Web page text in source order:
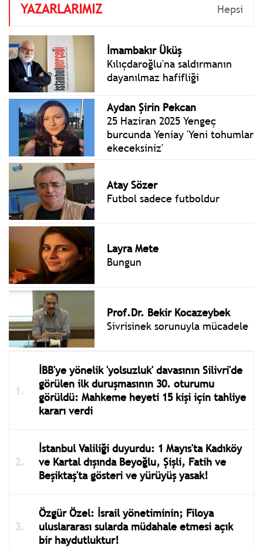
YAZARLARIMIZ Hepsi
İmambakır Üküş
Kılıçdaroğlu'na saldırmanın
dayanılmaz hafifliği
Aydan Şirin Pekcan
25 Haziran 2025 Yengeç
burcunda Yeniay 'Yeni tohumlar
ekeceksiniz'
Atay Sözer
Futbol sadece futboldur
Layra Mete
Bungun
Prof.Dr. Bekir Kocazeybek
Sivrisinek sorunuyla mücadele
İBB'ye yönelik 'yolsuzluk' davasının Silivri'de
görülen ilk duruşmasının 30. oturumu
görüldü: Mahkeme heyeti 15 kişi için tahliye
kararı verdi
İstanbul Valiliği duyurdu: 1 Mayıs'ta Kadıköy
ve Kartal dışında Beyoğlu, Şişli, Fatih ve
Beşiktaş'ta gösteri ve yürüyüş yasak!
Özgür Özel: İsrail yönetiminin; Filoya
uluslararası sularda müdahale etmesi açık
bir haydutluktur!